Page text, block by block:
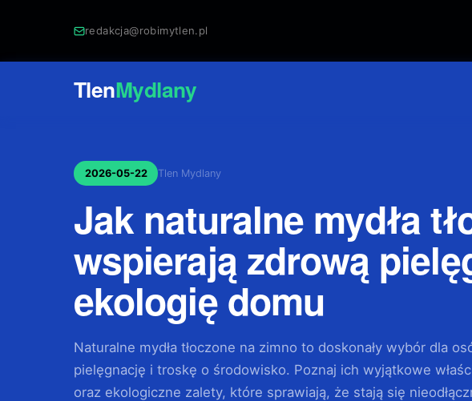
redakcja@robimytlen.pl
TlenMydlany
2026-05-22 Tlen Mydlany
Jak naturalne mydła
wspierają zdrową
ekologię domu
Naturalne mydła tłoczone na zimno to doskonały wybór dla
pielęgnację i troskę o środowisko. Poznaj ich wyjątkowe
oraz ekologiczne zalety, które sprawiają, że stają się